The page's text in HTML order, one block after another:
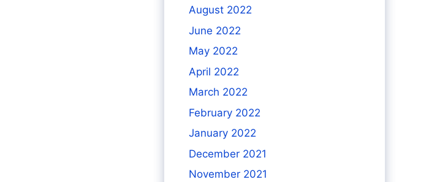
August 2022
June 2022
May 2022
April 2022
March 2022
February 2022
January 2022
December 2021
November 2021